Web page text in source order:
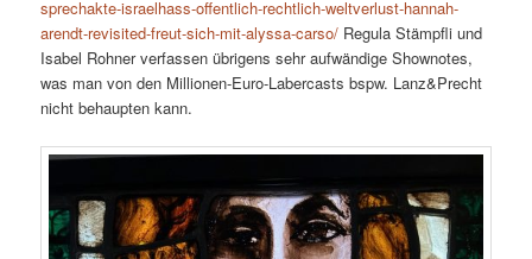
sprechakte-israelhass-offentlich-rechtlich-weltverlust-hannah-
arendt-revisited-freut-sich-mit-alyssa-carso/ Regula Stämpfli und
Isabel Rohner verfassen übrigens sehr aufwändige Shownotes,
was man von den Millionen-Euro-Labercasts bspw. Lanz&Precht
nicht behaupten kann.